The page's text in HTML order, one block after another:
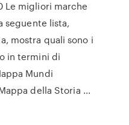
Le migliori marche
seguente lista,
mostra quali sono i
in termini di
Mundi
della Storia ...